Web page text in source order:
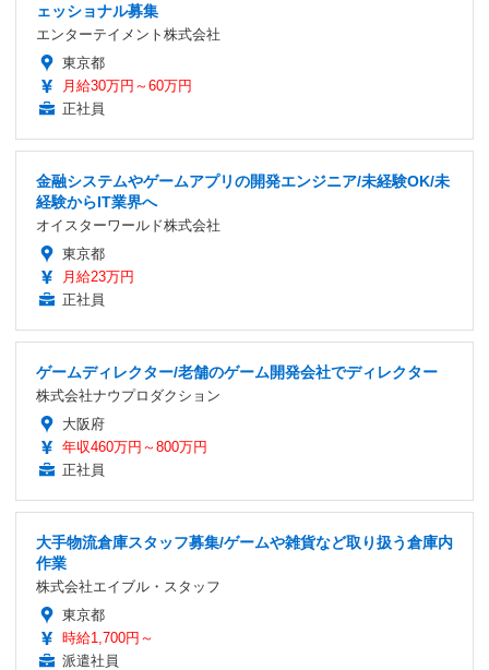
ェッショナル募集
エンターテイメント株式会社
東京都
月給30万円～60万円
正社員
金融システムやゲームアプリの開発エンジニア/未経験OK/未
経験からIT業界へ
オイスターワールド株式会社
東京都
月給23万円
正社員
ゲームディレクター/老舗のゲーム開発会社でディレクター
株式会社ナウプロダクション
大阪府
年収460万円～800万円
正社員
大手物流倉庫スタッフ募集/ゲームや雑貨など取り扱う倉庫内
作業
株式会社エイブル・スタッフ
東京都
時給1,700円～
派遣社員